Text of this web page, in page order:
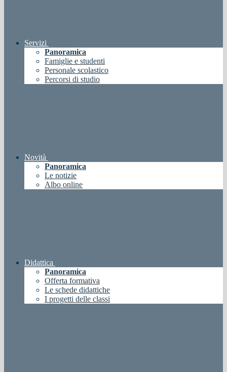
Servizi
Panoramica
Famiglie e studenti
Personale scolastico
Percorsi di studio
Novità
Panoramica
Le notizie
Albo online
Didattica
Panoramica
Offerta formativa
Le schede didattiche
I progetti delle classi